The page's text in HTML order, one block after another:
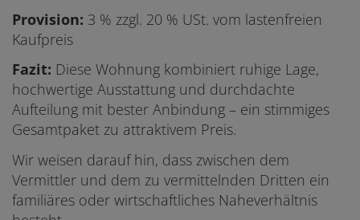
Provision: 3 % zzgl. 20 % USt. vom lastenfreien
Kaufpreis
Fazit: Diese Wohnung kombiniert ruhige Lage,
hochwertige Ausstattung und durchdachte
Aufteilung mit bester Anbindung – ein stimmiges
Gesamtpaket zu attraktivem Preis.
Wir weisen darauf hin, dass zwischen dem
Vermittler und dem zu vermittelnden Dritten ein
familiäres oder wirtschaftliches Naheverhältnis